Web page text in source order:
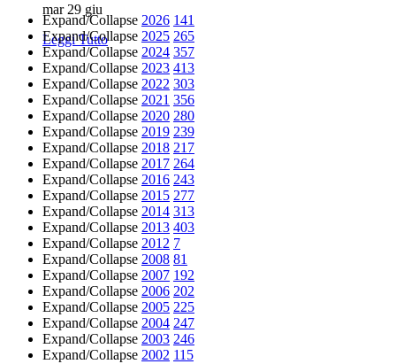
mar 29 giu
Leggi Tutto
Expand/Collapse 2026 141
Expand/Collapse 2025 265
Expand/Collapse 2024 357
Expand/Collapse 2023 413
Expand/Collapse 2022 303
Expand/Collapse 2021 356
Expand/Collapse 2020 280
Expand/Collapse 2019 239
Expand/Collapse 2018 217
Expand/Collapse 2017 264
Expand/Collapse 2016 243
Expand/Collapse 2015 277
Expand/Collapse 2014 313
Expand/Collapse 2013 403
Expand/Collapse 2012 7
Expand/Collapse 2008 81
Expand/Collapse 2007 192
Expand/Collapse 2006 202
Expand/Collapse 2005 225
Expand/Collapse 2004 247
Expand/Collapse 2003 246
Expand/Collapse 2002 115